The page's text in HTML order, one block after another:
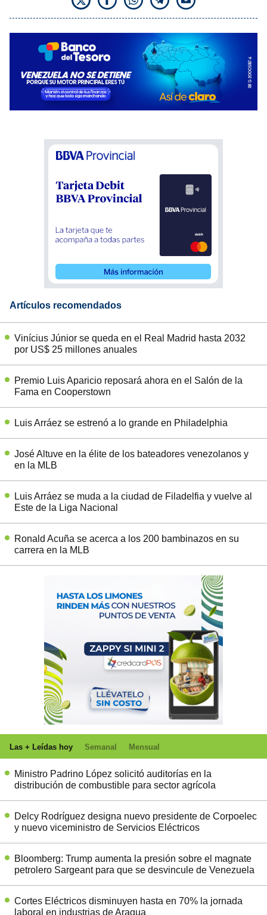
Artículos recomendados
Vinícius Júnior se queda en el Real Madrid hasta 2032
por US$ 25 millones anuales
Premio Luis Aparicio reposará ahora en el Salón de la
Fama en Cooperstown
Luis Arráez se estrenó a lo grande en Philadelphia
José Altuve en la élite de los bateadores venezolanos y
en la MLB
Luis Arráez se muda a la ciudad de Filadelfia y vuelve al
Este de la Liga Nacional
Ronald Acuña se acerca a los 200 bambinazos en su
carrera en la MLB
Las + Leídas hoy Semanal Mensual
Ministro Padrino López solicitó auditorías en la
distribución de combustible para sector agrícola
Delcy Rodríguez designa nuevo presidente de Corpoelec
y nuevo viceministro de Servicios Eléctricos
Bloomberg: Trump aumenta la presión sobre el magnate
petrolero Sargeant para que se desvincule de Venezuela
Cortes Eléctricos disminuyen hasta en 70% la jornada
laboral en industrias de Aragua